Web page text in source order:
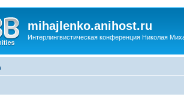
mihajlenko.anihost.ru
Интерлингвистическая конференция Николая